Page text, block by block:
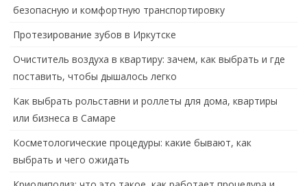
безопасную и комфортную транспортировку
Протезирование зубов в Иркутске
Очиститель воздуха в квартиру: зачем, как выбрать и где
поставить, чтобы дышалось легко
Как выбрать рольставни и роллеты для дома, квартиры
или бизнеса в Самаре
Косметологические процедуры: какие бывают, как
выбрать и чего ожидать